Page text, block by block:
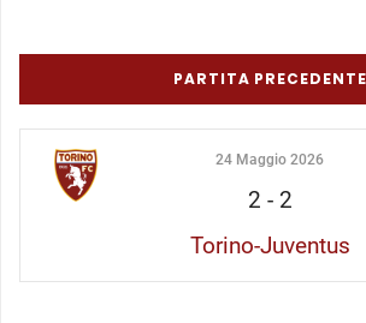
PARTITA PRECEDENTE
24 Maggio 2026
2 - 2
Torino-Juventus